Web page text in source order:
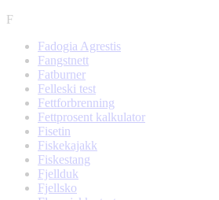
F
Fadogia Agrestis
Fangstnett
Fatburner
Felleski test
Fettforbrenning
Fettprosent kalkulator
Fisetin
Fiskekajakk
Fiskestang
Fjellduk
Fjellsko